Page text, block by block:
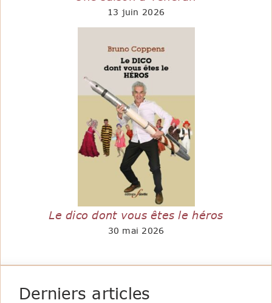
13 juin 2026
Le dico dont vous êtes le héros
30 mai 2026
Derniers articles